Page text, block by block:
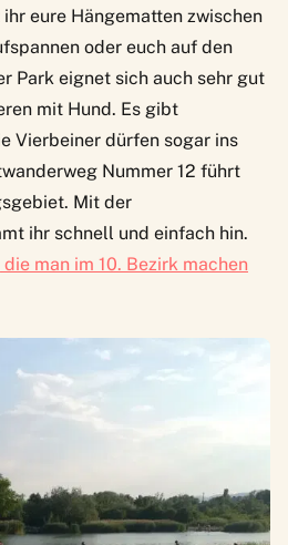
eure Hängematten zwischen
oder euch auf den
Park eignet sich auch sehr gut
mit Hund. Es gibt
Vierbeiner dürfen sogar ins
Nummer 12 führt
Mit der
ihr schnell und einfach hin.
die man im 10. Bezirk machen